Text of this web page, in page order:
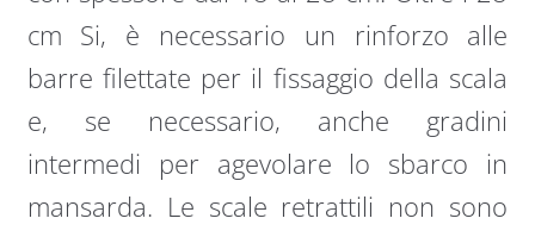
cm Si, è necessario un rinforzo alle
barre filettate per il fissaggio della scala
e, se necessario, anche gradini
intermedi per agevolare lo sbarco in
mansarda. Le scale retrattili non sono